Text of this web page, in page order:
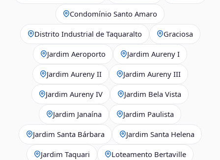
Condomínio Santo Amaro
Distrito Industrial de Taquaralto Graciosa
Jardim Aeroporto Jardim Aureny I
Jardim Aureny II Jardim Aureny III
Jardim Aureny IV Jardim Bela Vista
Jardim Janaína Jardim Paulista
Jardim Santa Bárbara Jardim Santa Helena
Jardim Taquari Loteamento Bertaville